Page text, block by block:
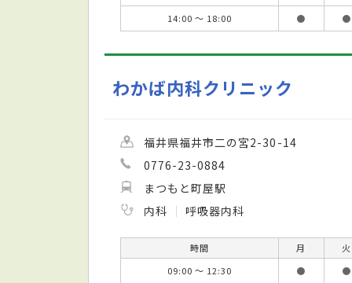
14:00 ～ 18:00
● ●
わかば内科クリニック
福井県福井市二の宮2-30-14
0776-23-0884
まつもと町屋駅
内科
呼吸器内科
時間 月 火
09:00 ～ 12:30
● ●